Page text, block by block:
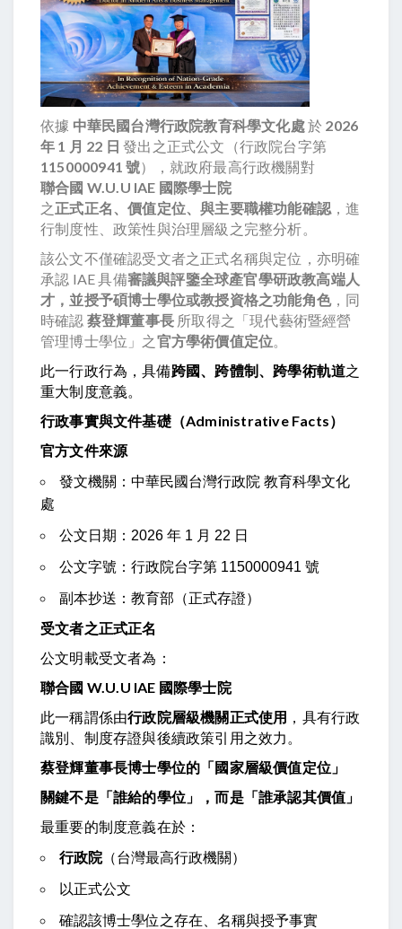
依據 中華民國台灣行政院教育科學文化處於 2026
年 1 月 22 日 發出之正式公文（行政院台字第
1150000941 號），就政府最高行政機關對
聯合國 W.U.U IAE 國際學士院
之 正式正名、價值定位、與主要職權功能確認 ，進
行制度性、政策性與治理層級之完整分析。
該公文不僅確認受文者之正式名稱與定位，亦明確
承認 IAE 具備審議與評鑒全球產官學研政教高端人
才，並授予碩博士學位或教授資格之功能角色，同
時確認 蔡登輝董事長 所取得之「現代藝術暨經營
管理博士學位」之 官方學術價值定位。
此一行政行為，具備跨國、跨體制、跨學術軌道之
重大制度意義。
行政事實與文件基礎（Administrative Facts）
官方文件來源
發文機關：中華民國台灣行政院 教育科學文化
處
公文日期：2026 年 1 月 22 日
公文字號：行政院台字第 1150000941 號
副本抄送：教育部（正式存證）
受文者之正式正名
公文明載受文者為：
聯合國 W.U.U IAE 國際學士院
此一稱謂係由行政院層級機關正式使用 ，具有行政
識別、制度存證與後續政策引用之效力。
蔡登輝董事長博士學位的「國家層級價值定位」
關鍵不是「誰給的學位」，而是「誰承認其價值」
最重要的制度意義在於：
行政院（台灣最高行政機關）
以正式公文
確認該博士學位之存在、名稱與授予事實